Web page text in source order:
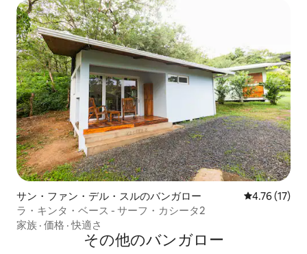
サン・ファン・デル・スルのバンガロー レビュー17
4.76 (17)
ラ・キンタ・ベース - サーフ・カシータ2
家族 · 価格 ·快適さ
その他のバンガロー